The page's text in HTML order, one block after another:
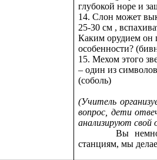
глубокой норе и
14. Слон может
25-30 см ,
Каким орудием он
особенности?
15. Мехом этого
– один из
(соболь)
(Учитель
вопрос, дети
анализируют свой
Вы немного
станциям, мы